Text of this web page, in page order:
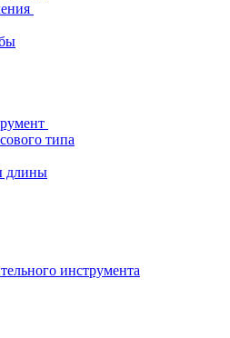
типа
длины
инструмента